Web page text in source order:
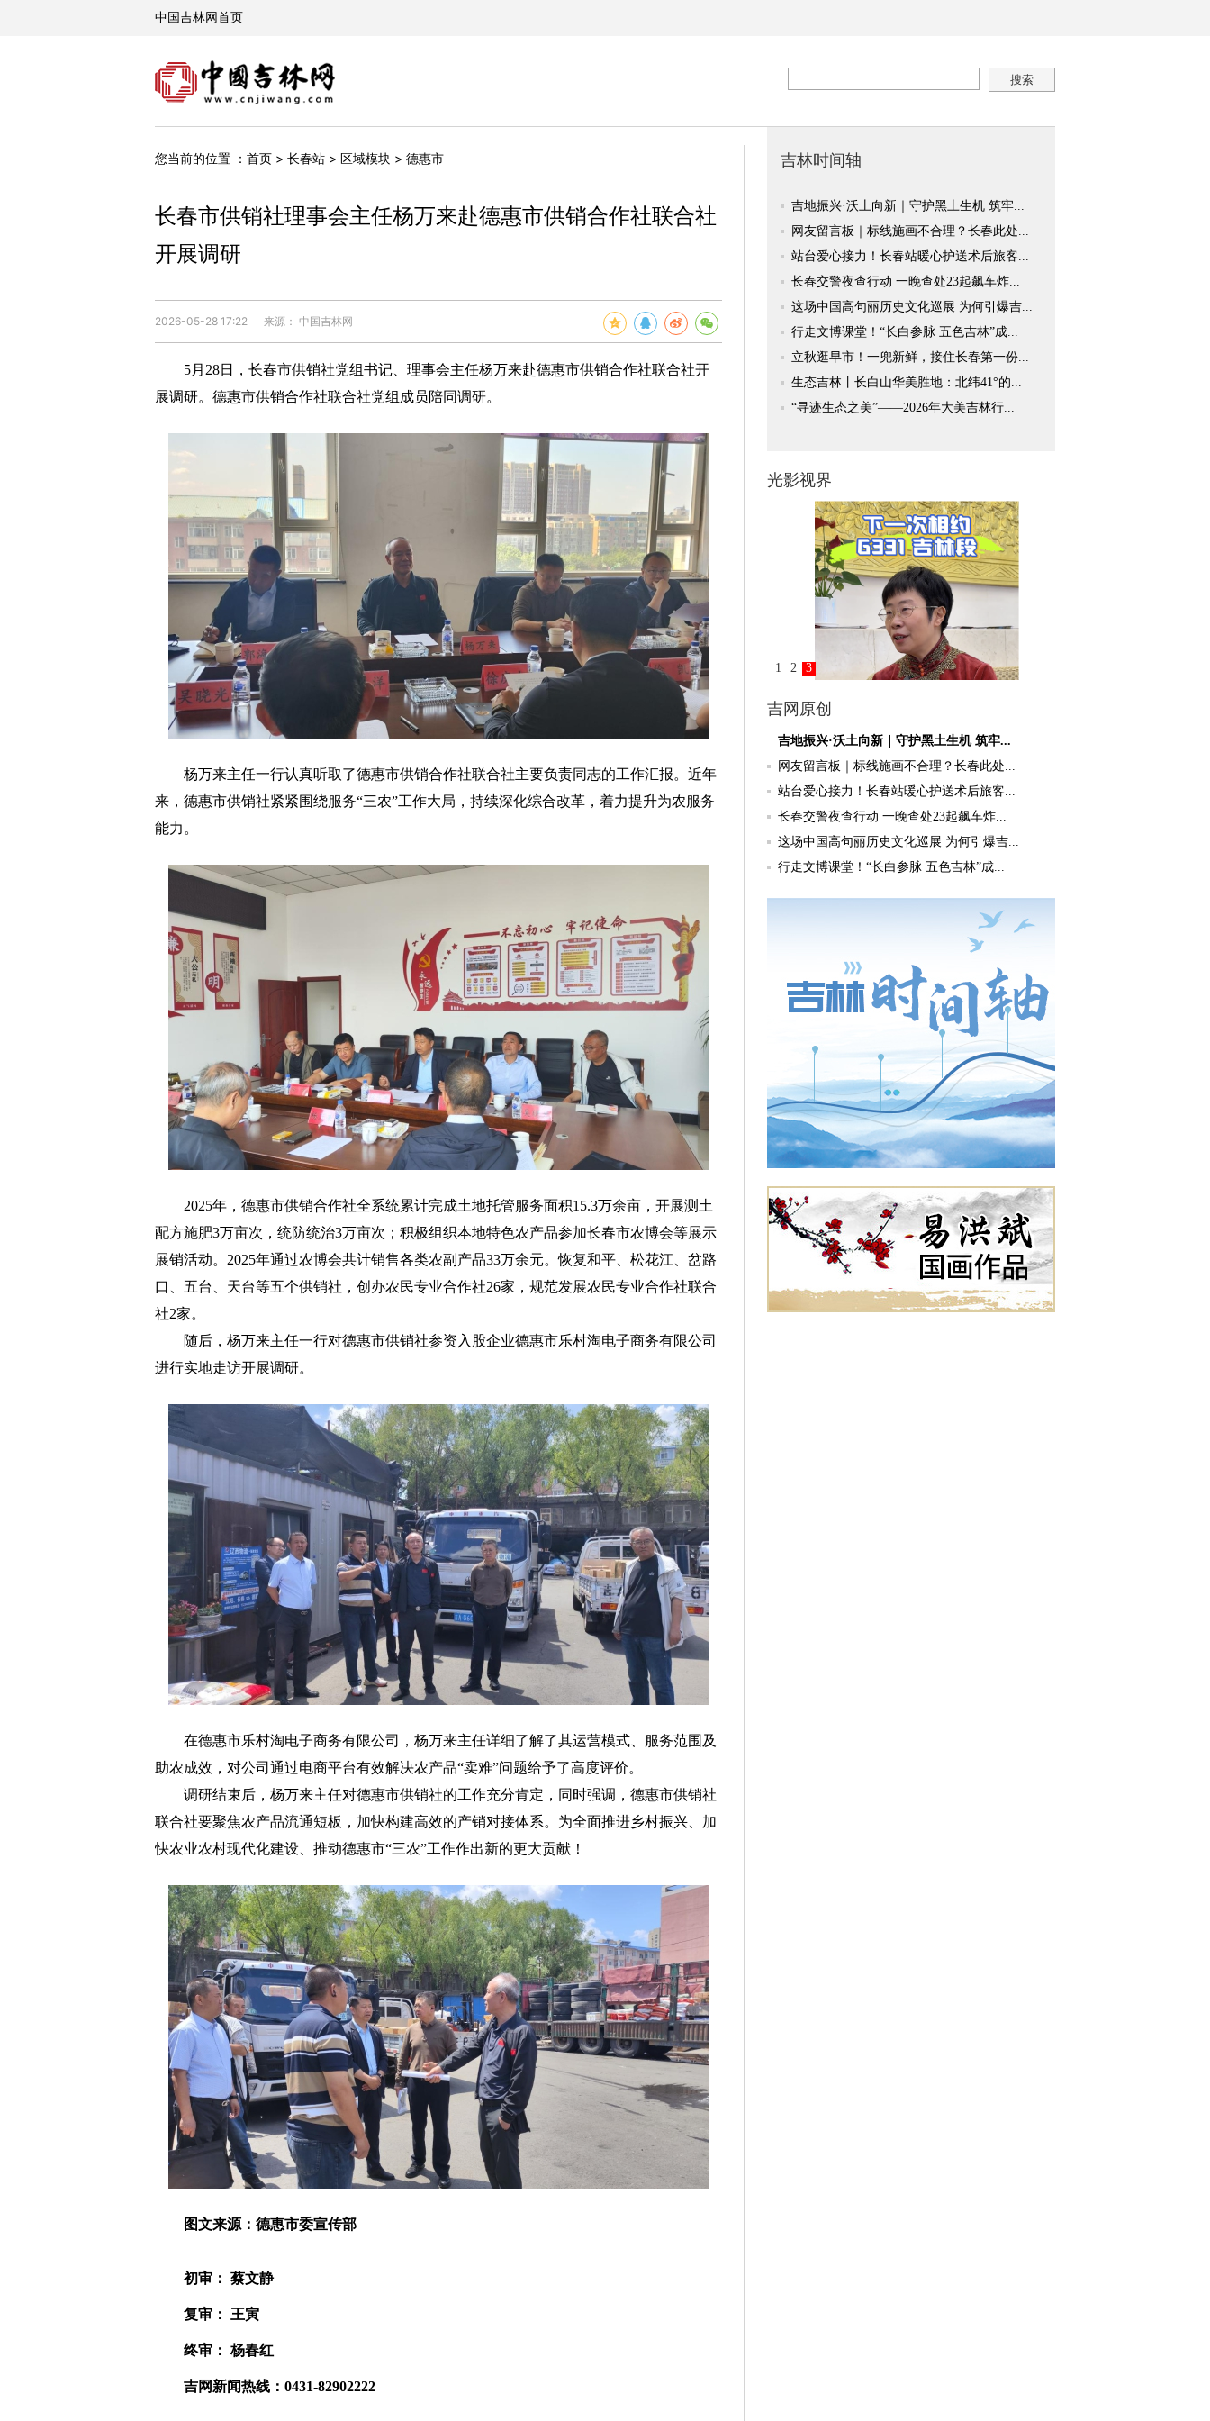
您当前的位置 ： 首页 > 长春站 > 区域模块 > 德惠市
长春市供销社理事会主任杨万来赴德惠市供销合作社联合社
开展调研
2026-05-28 17:22 来源： 中国吉林网
5月28日，长春市供销社党组书记、理事会主任杨万来赴德惠市供销合作社联合社开
展调研。德惠市供销合作社联合社党组成员陪同调研。
杨万来主任一行认真听取了德惠市供销合作社联合社主要负责同志的工作汇报。近年
来，德惠市供销社紧紧围绕服务“三农”工作大局，持续深化综合改革，着力提升为农服务
能力。
2025年，德惠市供销合作社全系统累计完成土地托管服务面积15.3万余亩，开展测土
配方施肥3万亩次，统防统治3万亩次；积极组织本地特色农产品参加长春市农博会等展示
展销活动。2025年通过农博会共计销售各类农副产品33万余元。恢复和平、松花江、岔路
口、五台、天台等五个供销社，创办农民专业合作社26家，规范发展农民专业合作社联合
社2家。
随后，杨万来主任一行对德惠市供销社参资入股企业德惠市乐村淘电子商务有限公司
进行实地走访开展调研。
在德惠市乐村淘电子商务有限公司，杨万来主任详细了解了其运营模式、服务范围及
助农成效，对公司通过电商平台有效解决农产品“卖难”问题给予了高度评价。
调研结束后，杨万来主任对德惠市供销社的工作充分肯定，同时强调，德惠市供销社
联合社要聚焦农产品流通短板，加快构建高效的产销对接体系。为全面推进乡村振兴、加
快农业农村现代化建设、推动德惠市“三农”工作作出新的更大贡献！
图文来源：德惠市委宣传部
初审： 蔡文静
复审： 王寅
终审： 杨春红
吉网新闻热线：0431-82902222